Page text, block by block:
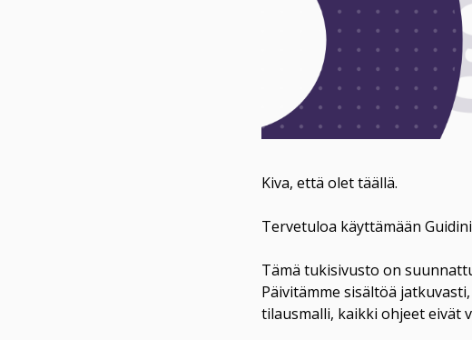
Kiva, että olet täällä.
Tervetuloa käyttämään
Tämä tukisivusto on
Päivitämme sisältöä
tilausmalli, kaikki ohjeet eivät